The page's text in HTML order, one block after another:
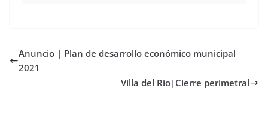
Anuncio | Plan de desarrollo económico municipal
2021
Villa del Río|Cierre perimetral